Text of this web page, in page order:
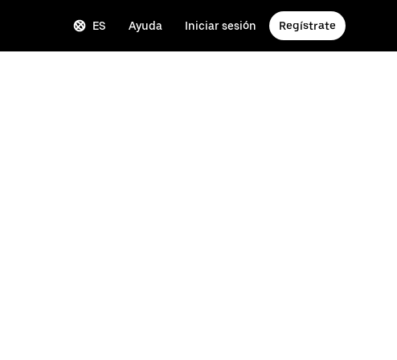
ES Ayuda Iniciar sesión Regístrate